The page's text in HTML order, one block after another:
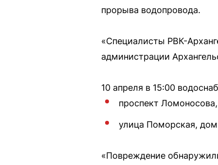
прорыва водопровода.
«Специалисты РВК-
администрации
10 апреля в 15:00
проспект Ломоносова,
улица Поморская,
«Повреждение